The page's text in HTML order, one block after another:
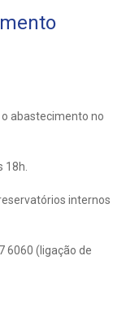
abastecimento no
internos
6060 (ligação de